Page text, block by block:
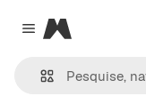
Close menu
Magnific